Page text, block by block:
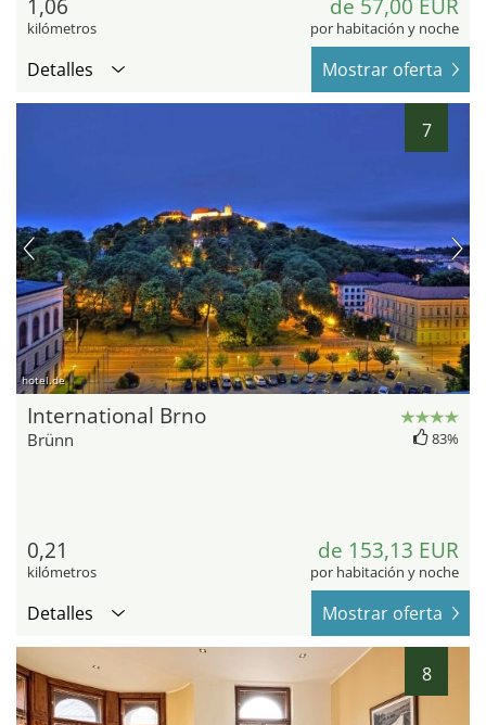
1,06
kilómetros
de 57,00 EUR
por habitación y noche
Detalles Mostrar oferta
7
hotel.de
International Brno
Brünn 83%
0,21
kilómetros
de 153,13 EUR
por habitación y noche
Detalles Mostrar oferta
8